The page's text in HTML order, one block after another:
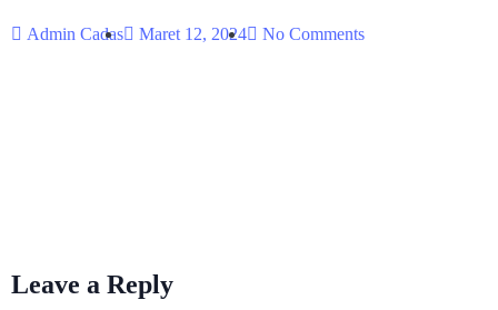
Admin Cadas Maret 12, 2024 No Comments
Leave a Reply